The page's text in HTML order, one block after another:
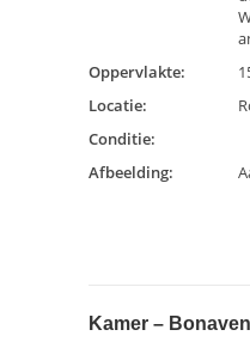
Oppervlakte:
Locatie:
Conditie:
Afbeelding:
Kamer –